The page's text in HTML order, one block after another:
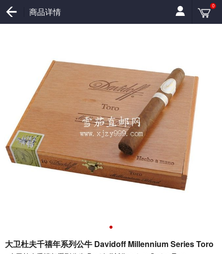
商品详情
0
大卫杜夫千禧年系列公牛 Davidoff Millennium Series Toro